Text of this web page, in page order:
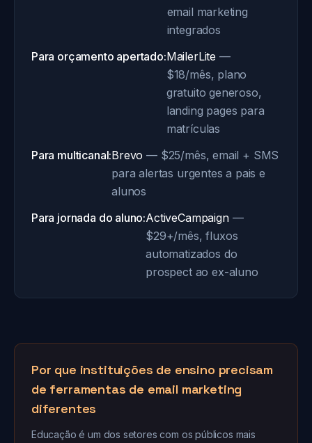
email marketing
integrados
Para orçamento apertado:MailerLite —
$18/mês, plano
gratuito generoso,
landing pages para
matrículas
Para multicanal:Brevo — $25/mês, email + SMS
para alertas urgentes a pais e
alunos
Para jornada do aluno:ActiveCampaign—
$29+/mês, fluxos
automatizados do
prospect ao ex-aluno
Por que instituições de ensino precisam
de ferramentas de email marketing
diferentes
Educação é um dos setores com os públicos mais